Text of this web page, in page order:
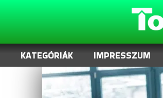
KATEGÓRIÁK IMPRESSZUM